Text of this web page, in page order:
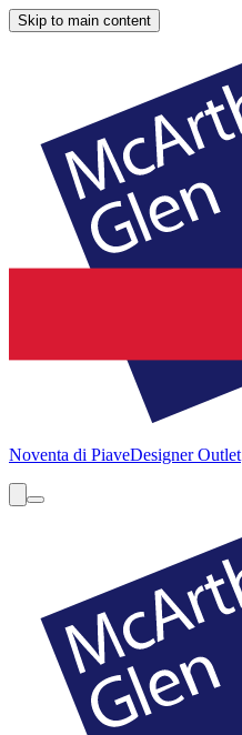
Skip to main content
Noventa di PiaveDesigner Outlet